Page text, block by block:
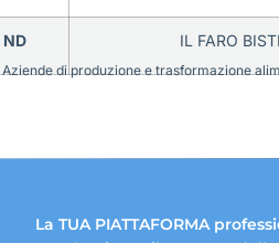
ND IL FARO
Aziende di produzione e trasformazione
La TUA PIATTAFORMA